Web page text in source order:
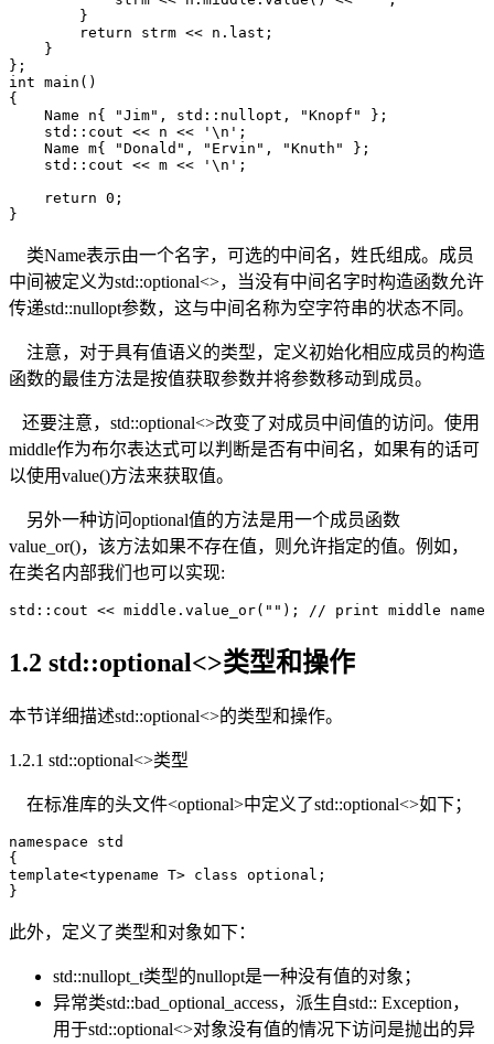
        }
        return strm << n.last;
    }
};
int main()
{
    Name n{ "Jim", std::nullopt, "Knopf" };
    std::cout << n << '\n';
    Name m{ "Donald", "Ervin", "Knuth" };
    std::cout << m << '\n';
    return 0;
}
类Name表示由一个名字，可选的中间名，姓氏组成。成员
中间被定义为std::optional<>，当没有中间名字时构造函数允许
传递std::nullopt参数，这与中间名称为空字符串的状态不同。
注意，对于具有值语义的类型，定义初始化相应成员的构造
函数的最佳方法是按值获取参数并将参数移动到成员。
还要注意，std::optional<>改变了对成员中间值的访问。使用
middle作为布尔表达式可以判断是否有中间名，如果有的话可
以使用value()方法来获取值。
另外一种访问optional值的方法是用一个成员函数
value_or()，该方法如果不存在值，则允许指定的值。例如，
在类名内部我们也可以实现:
std::cout << middle.value_or(""); // print middle name
1.2 std::optional<>类型和操作
本节详细描述std::optional<>的类型和操作。
1.2.1 std::optional<>类型
在标准库的头文件<optional>中定义了std::optional<>如下；
namespace std
{
template<typename T> class optional;
}
此外，定义了类型和对象如下：
std::nullopt_t类型的nullopt是一种没有值的对象；
异常类std::bad_optional_access，派生自std:: Exception，
用于std::optional<>对象没有值的情况下访问是抛出的异